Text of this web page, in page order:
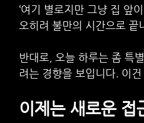
‘여기 별로지만 그냥 집 앞
오히려 불만의 시간으로 끝
반대로, 오늘 하루는 좀 특
려는 경향을 보입니다. 이
이제는 새로운